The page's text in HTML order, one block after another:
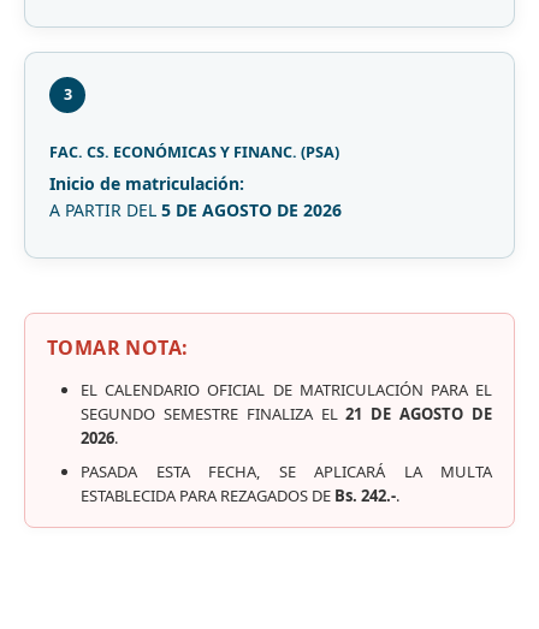
3
FAC. CS. ECONÓMICAS Y FINANC. (PSA)
Inicio de matriculación:
A PARTIR DEL 5 DE AGOSTO DE 2026
TOMAR NOTA:
EL CALENDARIO OFICIAL DE MATRICULACIÓN PARA EL
SEGUNDO SEMESTRE FINALIZA EL21 DE AGOSTO DE
2026.
PASADA ESTA FECHA, SE APLICARÁ LA MULTA
ESTABLECIDA PARA REZAGADOS DE Bs. 242.-.